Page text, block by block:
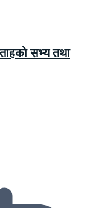
सभ्य तथा